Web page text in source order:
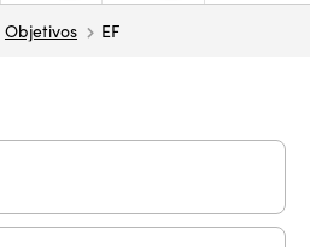
Objetivos EF